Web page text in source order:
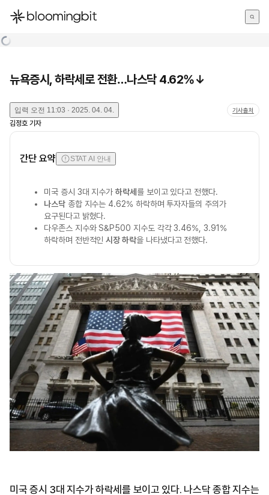
한국어
뉴욕증시, 하락세로 전환…나스닥 4.62%↓
입력 오전 11:03 · 2025. 04. 04. 기사출처
김정호 기자
간단 요약 STAT AI 안내
미국 증시 3대 지수가하락세 를 보이고 있다고 전했다.
나스닥종합 지수는 4.62% 하락하며 투자자들의 주의가
요구된다고 밝혔다.
다우존스 지수와 S&P500 지수도 각각 3.46%, 3.91%
하락하며 전반적인시장 하락을 나타냈다고 전했다.
미국 증시 3대 지수가 하락세를 보이고 있다. 나스닥 종합 지수는